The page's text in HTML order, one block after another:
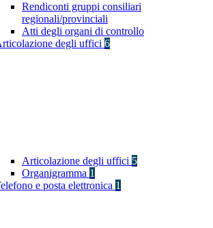
Rendiconti gruppi consiliari
regionali/provinciali
Atti degli organi di controllo
degli uffici 6
Articolazione degli uffici 5
Organigramma 1
e posta elettronica 1